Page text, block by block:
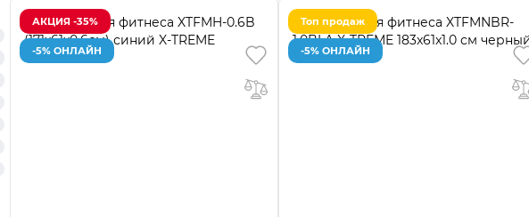
АКЦИЯ -35%
-5% ОНЛАЙН
Топ продаж
-5% ОНЛАЙН